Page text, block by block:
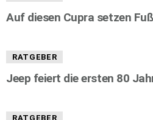
Auf diesen Cupra setzen
RATGEBER
Jeep feiert die ersten 80
RATGEBER